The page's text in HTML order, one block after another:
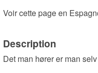
Voir cette page en
Description
Det man hører er man selv